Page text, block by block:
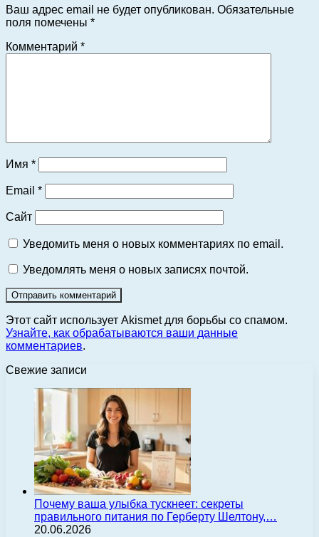
Ваш адрес email не будет опубликован. Обязательные
поля помечены *
Комментарий *
Имя *
Email *
Сайт
Уведомить меня о новых комментариях по email.
Уведомлять меня о новых записях почтой.
Этот сайт использует Akismet для борьбы со спамом.
Узнайте, как обрабатываются ваши данные
комментариев.
Свежие записи
Почему ваша улыбка тускнеет: секреты
правильного питания по Герберту Шелтону,…
20.06.2026